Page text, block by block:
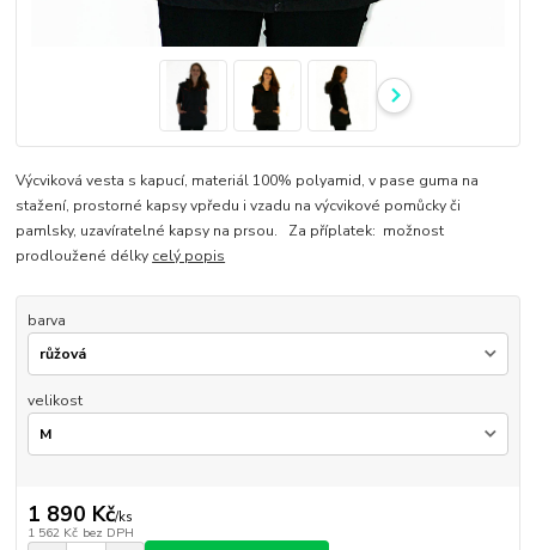
Výcviková vesta s kapucí, materiál 100% polyamid, v pase guma na
stažení, prostorné kapsy vpředu i vzadu na výcvikové pomůcky či
pamlsky, uzavíratelné kapsy na prsou. Za příplatek: možnost
prodloužené délky celý popis
barva
velikost
1 890 Kč/ks
1 562 Kč bez DPH